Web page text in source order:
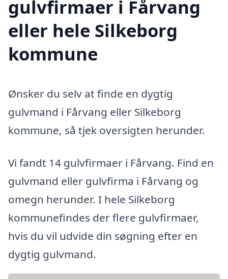
gulvfirmaer i Fårvang
eller hele Silkeborg
kommune
Ønsker du selv at finde en dygtig
gulvmand i Fårvang eller Silkeborg
kommune, så tjek oversigten herunder.
Vi fandt 14 gulvfirmaer i Fårvang. Find en
gulvmand eller gulvfirma i Fårvang og
omegn herunder. I hele Silkeborg
kommunefindes der flere gulvfirmaer,
hvis du vil udvide din søgning efter en
dygtig gulvmand.